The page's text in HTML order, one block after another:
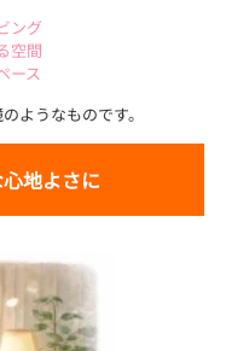
ング
空間
ース
ようなものです。
地よさに